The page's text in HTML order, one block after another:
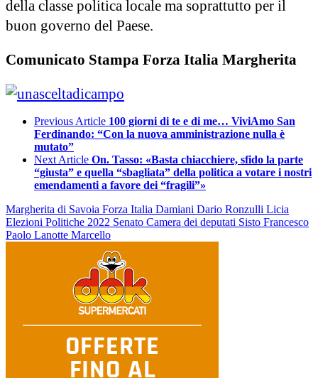
della classe politica locale ma soprattutto per il
buon governo del Paese.
Comunicato Stampa Forza Italia Margherita
Previous Article 100 giorni di te e di me… ViviAmo San
Ferdinando: “Con la nuova amministrazione nulla è
mutato”
Next Article On. Tasso: «Basta chiacchiere, sfido la parte
“giusta” e quella “sbagliata” della politica a votare i nostri
emendamenti a favore dei “fragili”»
Margherita di Savoia Forza Italia Damiani Dario Ronzulli Licia
Elezioni Politiche 2022 Senato Camera dei deputati Sisto Francesco
Paolo Lanotte Marcello